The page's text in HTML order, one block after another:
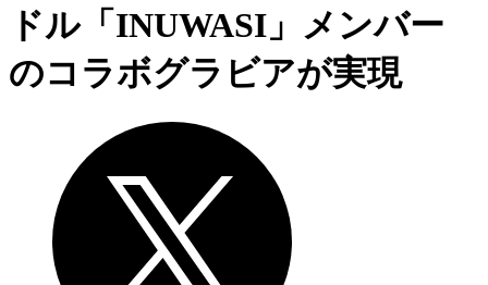
ドル「INUWASI」メンバー
のコラボグラビアが実現